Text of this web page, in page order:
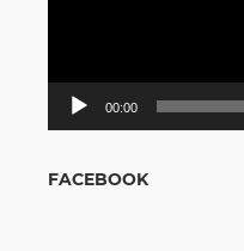
00:00
FACEBOOK